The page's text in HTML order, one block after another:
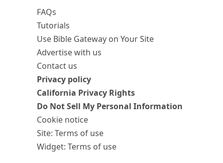
FAQs
Tutorials
Use Bible Gateway on Your Site
Advertise with us
Contact us
Privacy policy
California Privacy Rights
Do Not Sell My Personal Information
Cookie notice
Site: Terms of use
Widget: Terms of use